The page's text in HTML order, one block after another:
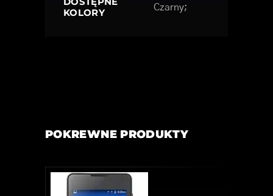
KOLORY
Czarny;
POKREWNE PRODUKTY